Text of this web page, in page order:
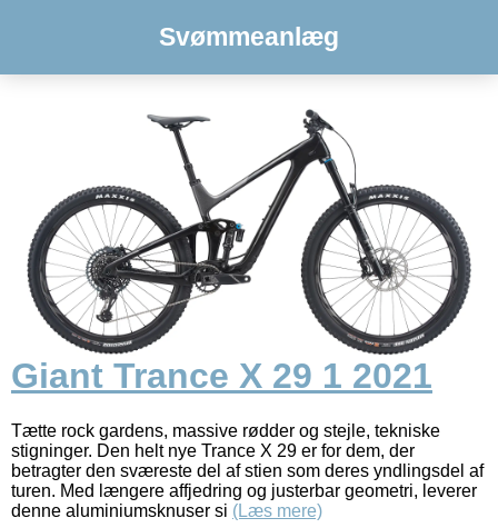
Svømmeanlæg
Giant Trance X 29 1 2021
Tætte rock gardens, massive rødder og stejle, tekniske
stigninger. Den helt nye Trance X 29 er for dem, der
betragter den sværeste del af stien som deres yndlingsdel af
turen. Med længere affjedring og justerbar geometri, leverer
denne aluminiumsknuser si (Læs mere)